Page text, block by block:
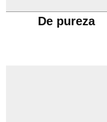
De pureza